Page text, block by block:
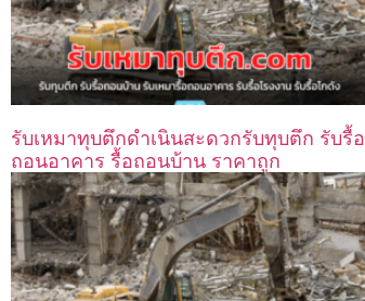
รับเหมาทุบตึกดำเนินสะดวกรับทุบตึก รับรื้อ
ถอนอาคาร รื้อถอนบ้าน ราคาถูก